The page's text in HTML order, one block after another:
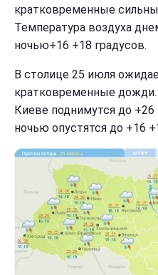
кратковременные
Температура воздуха
ночью+16 +18 градусов.
В столице 25 июля
кратковременные
Киеве поднимутся до
ночью опустятся до +16